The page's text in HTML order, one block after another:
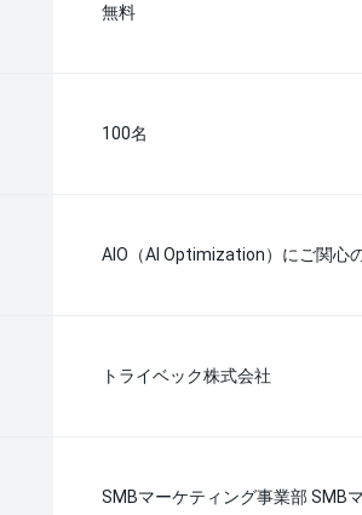
無料
100名
AIO（AI Optimization）にご関心
トライベック株式会社
SMBマーケティング事業部 SMB